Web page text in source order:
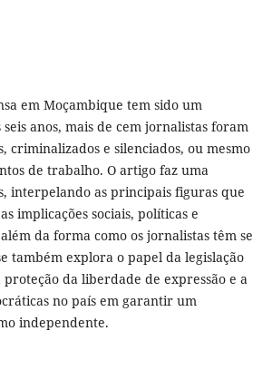
em Moçambique tem sido um
anos, mais de cem jornalistas foram
criminalizados e silenciados, ou mesmo
de trabalho. O artigo faz uma
interpelando as principais figuras que
implicações sociais, políticas e
da forma como os jornalistas têm se
também explora o papel da legislação
da liberdade de expressão e a
no país em garantir um
independente.